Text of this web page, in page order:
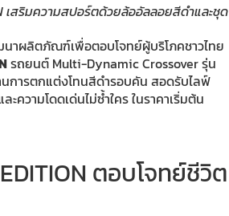
เสริมความสปอร์ตด้วยล้ออัลลอยสีดำและชุด
าผลิตภัณฑ์เพื่อตอบโจทย์ผู้บริโภคชาวไทย
รถยนต์ Multi-Dynamic Crossover รุ่น
ารตกแต่งโทนสีดำรอบคัน สอดรับไลฟ์
ความโดดเด่นไม่ซ้ำใคร ในราคาเริ่มต้น
ตอบโจทย์ชีวิต